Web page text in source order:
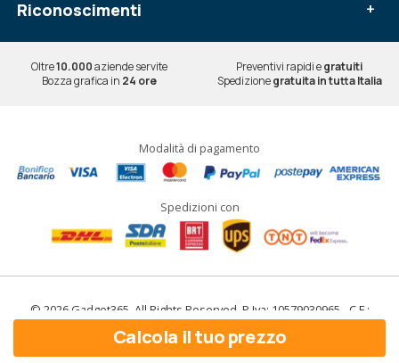
Riconoscimenti +
Oltre10.000aziende servite Preventivi rapidi egratuiti
Bozza grafica in 24 ore Spedizionegratuita in tutta Italia
Modalità di pagamento
Spedizioni con
© 2026 Gadget365. All Rights Reserved. P.Iva: 10579030965 - C.F.:
10579030965
Calcola il tuo prezzo